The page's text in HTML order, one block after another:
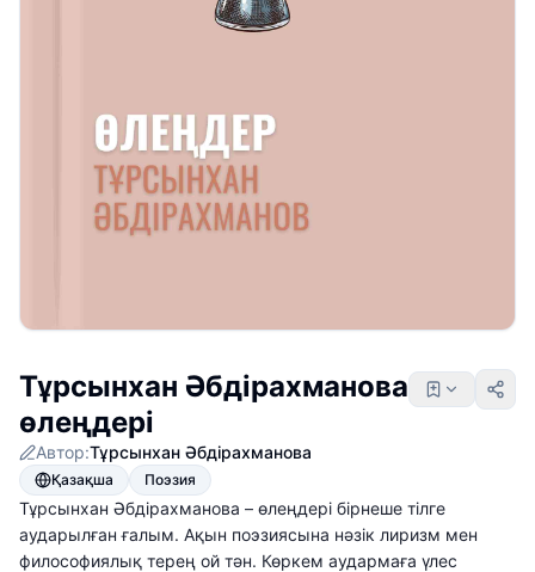
Тұрсынхан Әбдірахманова
өлеңдері
Автор:Тұрсынхан Әбдірахманова
Қазақша Поэзия
Тұрсынхан Әбдірахманова – өлеңдері бірнеше тілге
аударылған ғалым. Ақын поэзиясына нәзік лиризм мен
философиялық терең ой тән. Көркем аудармаға үлес